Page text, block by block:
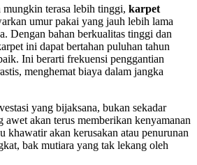
terasa lebih tinggi, karpet
umur pakai yang jauh lebih lama
Dengan bahan berkualitas tinggi dan
ini dapat bertahan puluhan tahun
Ini berarti frekuensi penggantian
menghemat biaya dalam jangka
yang bijaksana, bukan sekadar
awet akan terus memberikan kenyamanan
khawatir akan kerusakan atau penurunan
bak mutiara yang tak lekang oleh